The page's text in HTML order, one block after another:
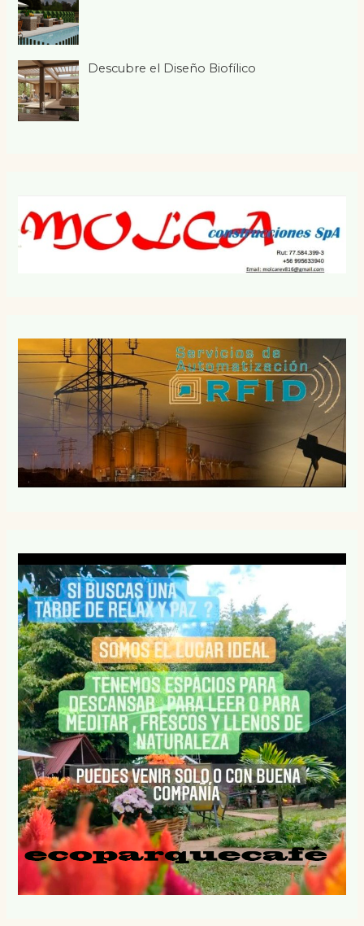
Descubre el Diseño Biofílico